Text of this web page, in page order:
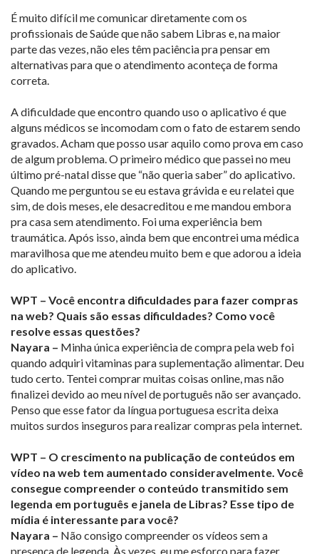
É muito difícil me comunicar diretamente com os
profissionais de Saúde que não sabem Libras e, na maior
parte das vezes, não eles têm paciência pra pensar em
alternativas para que o atendimento aconteça de forma
correta.
A dificuldade que encontro quando uso o aplicativo é que
alguns médicos se incomodam com o fato de estarem sendo
gravados. Acham que posso usar aquilo como prova em caso
de algum problema. O primeiro médico que passei no meu
último pré-natal disse que “não queria saber” do aplicativo.
Quando me perguntou se eu estava grávida e eu relatei que
sim, de dois meses, ele desacreditou e me mandou embora
pra casa sem atendimento. Foi uma experiência bem
traumática. Após isso, ainda bem que encontrei uma médica
maravilhosa que me atendeu muito bem e que adorou a ideia
do aplicativo.
WPT – Você encontra dificuldades para fazer compras
na web? Quais são essas dificuldades? Como você
resolve essas questões?
Nayara – Minha única experiência de compra pela web foi
quando adquiri vitaminas para suplementação alimentar. Deu
tudo certo. Tentei comprar muitas coisas online, mas não
finalizei devido ao meu nível de português não ser avançado.
Penso que esse fator da língua portuguesa escrita deixa
muitos surdos inseguros para realizar compras pela internet.
WPT – O crescimento na publicação de conteúdos em
vídeo na web tem aumentado consideravelmente. Você
consegue compreender o conteúdo transmitido sem
legenda em português e janela de Libras? Esse tipo de
mídia é interessante para você?
Nayara – Não consigo compreender os vídeos sem a
presença de legenda. Às vezes, eu me esforço para fazer